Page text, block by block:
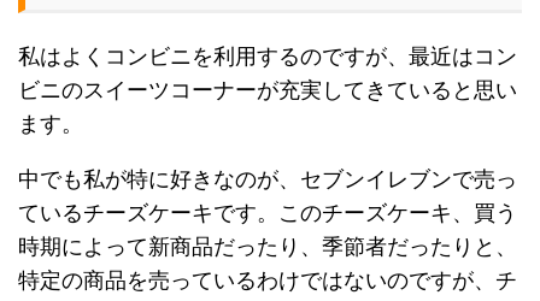
私はよくコンビニを利用するのですが、最近はコン
ビニのスイーツコーナーが充実してきていると思い
ます。
中でも私が特に好きなのが、セブンイレブンで売っ
ているチーズケーキです。このチーズケーキ、買う
時期によって新商品だったり、季節者だったりと、
特定の商品を売っているわけではないのですが、チ